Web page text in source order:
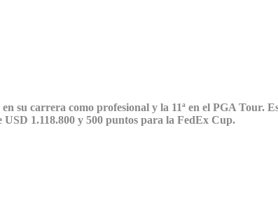
su carrera como profesional y la 11ª en el PGA Tour.
1.118.800 y 500 puntos para la FedEx Cup.